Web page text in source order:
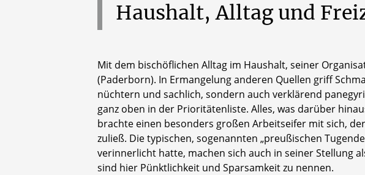
Haushalt, Alltag und
Mit dem bischöflichen Alltag im Haushalt, seiner
(Paderborn). In Ermangelung anderen Quellen griff
nüchtern und sachlich, sondern auch verklärend
ganz oben in der Prioritätenliste. Alles, was darüber
brachte einen besonders großen Arbeitseifer mit sich,
zuließ. Die typischen, sogenannten „preußischen
verinnerlicht hatte, machen sich auch in seiner Stellung
sind hier Pünktlichkeit und Sparsamkeit zu nennen.